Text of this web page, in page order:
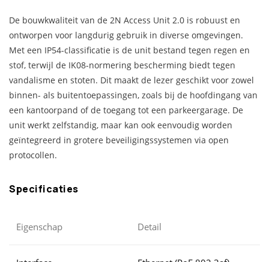
De bouwkwaliteit van de 2N Access Unit 2.0 is robuust en
ontworpen voor langdurig gebruik in diverse omgevingen.
Met een IP54-classificatie is de unit bestand tegen regen en
stof, terwijl de IK08-normering bescherming biedt tegen
vandalisme en stoten. Dit maakt de lezer geschikt voor zowel
binnen- als buitentoepassingen, zoals bij de hoofdingang van
een kantoorpand of de toegang tot een parkeergarage. De
unit werkt zelfstandig, maar kan ook eenvoudig worden
geïntegreerd in grotere beveiligingssystemen via open
protocollen.
Specificaties
Eigenschap Detail